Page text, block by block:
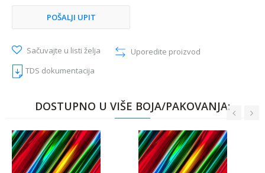
POŠALJI UPIT
Sačuvajte u listi želja
Uporedite proizvod
TDS dokumentacija
DOSTUPNO U VIŠE BOJA/PAKOVANJA: